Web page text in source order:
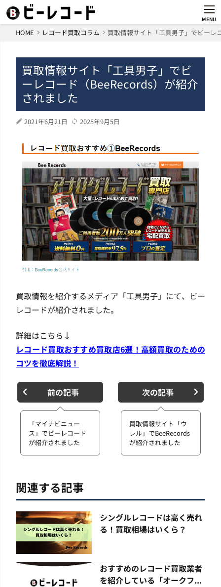
MENU
HOME レコード買取コラム 買取情報サイト「工具男子」でビーレ
買取情報サイト「工具男子」でビ
ーレコード（BeeRecords）が紹介
されました
2021年6月21日 2025年9月5日
買取情報を紹介するメディア「工具男子」にて、ビー
レコードが紹介されました。
詳細はこちら↓
レコード買取おすすめ買取店6選！高額買取のための
コツを徹底解説！
前の記事
「マイナビニュー
ス」でビーレコード
が紹介されました
次の記事
買取情報サイト「ウ
レル」でBeeRecords
が紹介されました
関連する記事
シングルレコードは高く売れ
る！買取相場はいくら？
おすすめのレコード買取業者
を紹介している「オークフ...